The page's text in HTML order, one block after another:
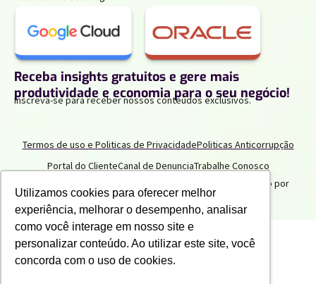
Utilizamos cookies para oferecer melhor
experiência, melhorar o desempenho, analisar
como você interage em nosso site e
personalizar conteúdo. Ao utilizar este site, você
concorda com o uso de cookies.
Receba insights gratuitos e gere mais
produtividade e economia para o seu negócio!
Inscreva-se para receber nossos conteúdos exclusivos.
. Todos os direitos reservados. Criado por
Innuvem Consultoria
Termos de uso e Politicas de PrivacidadePoliticas Anticorrupção
Portal do ClienteCanal de DenunciaTrabalhe Conosco